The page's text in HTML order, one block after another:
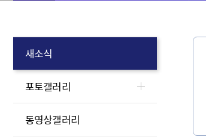
새소식
포토갤러리
동영상갤러리